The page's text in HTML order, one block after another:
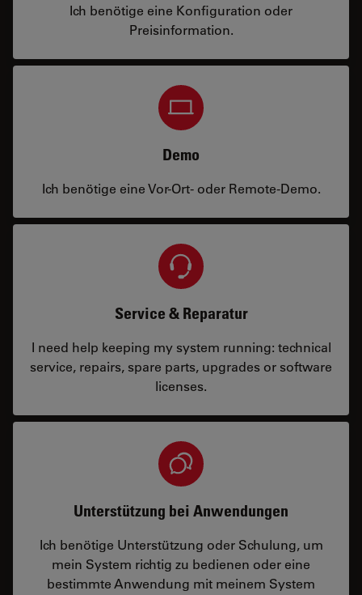
Ich benötige eine Konfiguration oder
Preisinformation.
Demo
Ich benötige eine Vor-Ort- oder Remote-Demo.
Service & Reparatur
I need help keeping my system running: technical
service, repairs, spare parts, upgrades or software
licenses.
Unterstützung bei Anwendungen
Ich benötige Unterstützung oder Schulung, um
mein System richtig zu bedienen oder eine
bestimmte Anwendung mit meinem System